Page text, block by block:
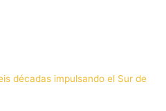
décadas impulsando el Sur de